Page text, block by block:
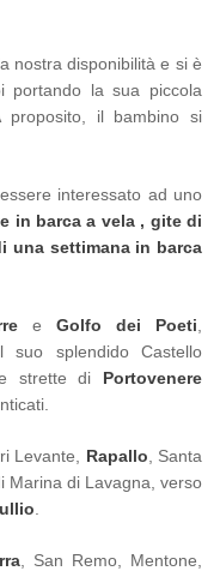
nostra disponibilità e si è
portando la sua piccola
proposito, il bambino si
interessato ad uno
in barca a vela , gite di
una settimana in barca
eGolfo dei Poeti
splendido Castello
strette di Portovenere
Levante, Rapallo , Santa
Marina di Lavagna, verso
, San Remo, Mentone,